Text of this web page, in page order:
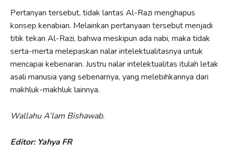
Pertanyan tersebut, tidak lantas Al-Razi menghapus
konsep kenabian. Melainkan pertanyaan tersebut menjadi
titik tekan Al-Razi, bahwa meskipun ada nabi, maka tidak
serta-merta melepaskan nalar intelektualitasnya untuk
mencapai kebenaran. Justru nalar intelektualitas itulah letak
asali manusia yang sebenarnya, yang melebihkannya dari
makhluk-makhluk lainnya.
Wallahu A’lam Bishawab.
Editor: Yahya FR